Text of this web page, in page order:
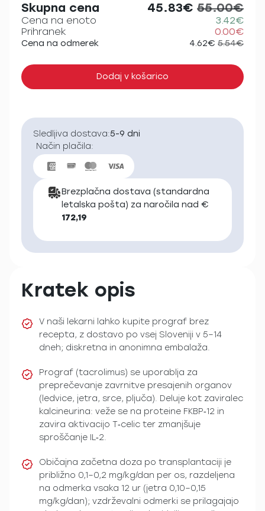
Skupna cena 45.83€ 55.00€
Cena na enoto
3.42€
Prihranek
0.00€
Cena na odmerek 4.62€ 5.54€
Dodaj v košarico
Sledljiva dostava:5-9 dni
Način plačila:
Brezplačna dostava (standardna
letalska pošta) za naročila nad €
172,19
Kratek opis
V naši lekarni lahko kupite prograf brez
recepta, z dostavo po vsej Sloveniji v 5–14
dneh; diskretna in anonimna embalaža.
Prograf (tacrolimus) se uporablja za
preprečevanje zavrnitve presajenih organov
(ledvice, jetra, srce, pljuča). Deluje kot zaviralec
kalcineurina: veže se na proteine FKBP‑12 in
zavira aktivacijo T‑celic ter zmanjšuje
sproščanje IL‑2.
Običajna začetna doza po transplantaciji je
približno 0,1–0,2 mg/kg/dan per os, razdeljena
na odmerka vsaka 12 ur (jetra 0,10–0,15
mg/kg/dan); vzdrževalni odmerki se prilagajajo